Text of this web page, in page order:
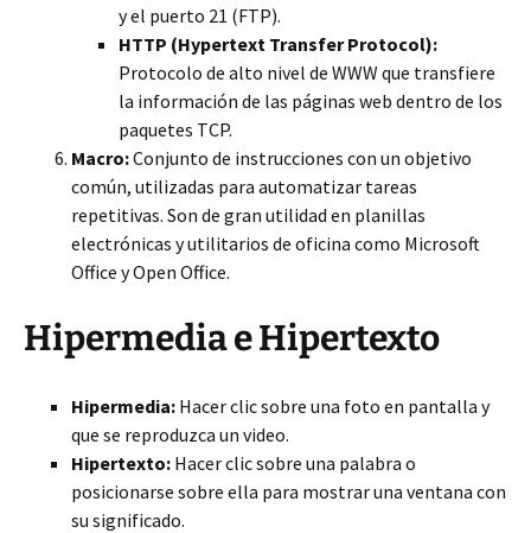
y el puerto 21 (FTP).
HTTP (Hypertext Transfer Protocol):
Protocolo de alto nivel de WWW que transfiere
la información de las páginas web dentro de los
paquetes TCP.
Macro:Conjunto de instrucciones con un objetivo
común, utilizadas para automatizar tareas
repetitivas. Son de gran utilidad en planillas
electrónicas y utilitarios de oficina como Microsoft
Office y Open Office.
Hipermedia e Hipertexto
Hipermedia: Hacer clic sobre una foto en pantalla y
que se reproduzca un video.
Hipertexto: Hacer clic sobre una palabra o
posicionarse sobre ella para mostrar una ventana con
su significado.